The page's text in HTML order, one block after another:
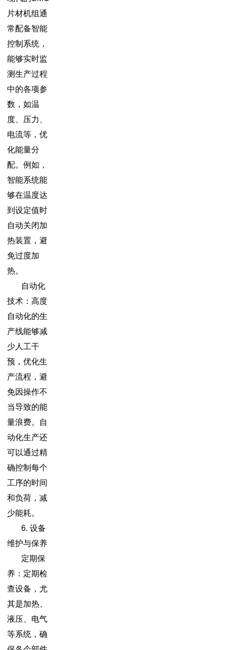
片材机组通
常配备智能
控制系统，
能够实时监
测生产过程
中的各项参
数，如温
度、压力、
电流等，优
化能量分
配。例如，
智能系统能
够在温度达
到设定值时
自动关闭加
热装置，避
免过度加
热。
自动化
技术：高度
自动化的生
产线能够减
少人工干
预，优化生
产流程，避
免因操作不
当导致的能
量浪费。自
动化生产还
可以通过精
确控制每个
工序的时间
和负荷，减
少能耗。
6. 设备
维护与保养
定期保
养：定期检
查设备，尤
其是加热、
液压、电气
等系统，确